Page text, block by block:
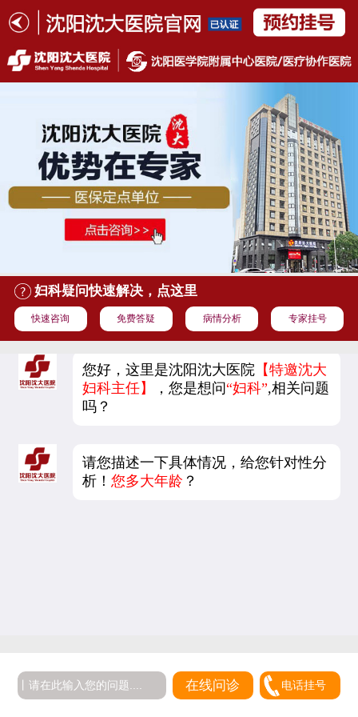
妇科疑问快速解决，点这里
快速咨询 免费答疑 病情分析 专家挂号
您好，这里是沈阳沈大医院 【特邀沈大
妇科主任】
，您是想问“妇科”,相关问题
吗？
请您描述一下具体情况，给您针对性分
析！您多大年龄 ？
在线问诊 电话挂号